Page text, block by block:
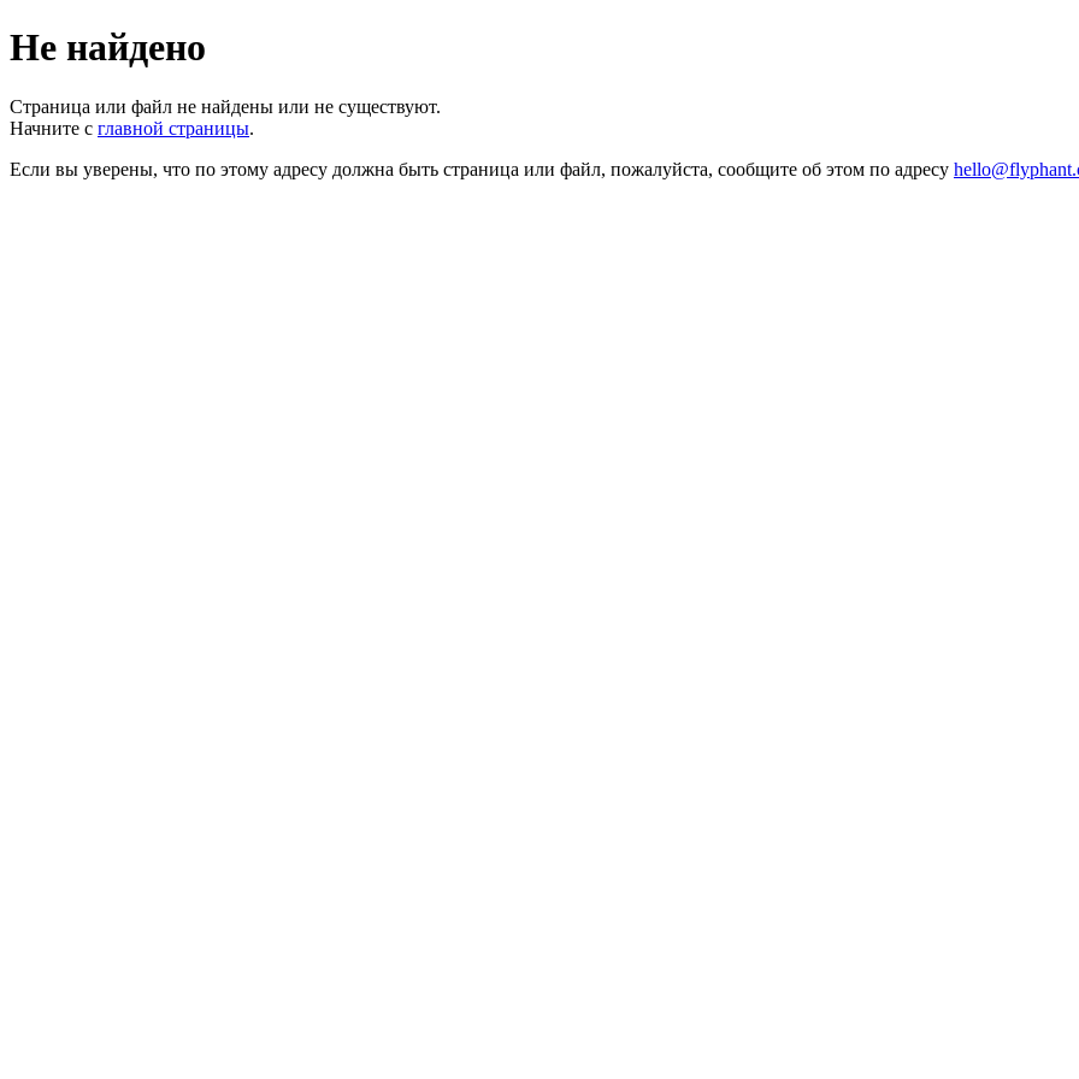
Не найдено
Страница или файл не найдены или не существуют.
Начните с главной страницы.
Если вы уверены, что по этому адресу должна быть страница или файл, пожалуйста, сообщите об этом по адресу